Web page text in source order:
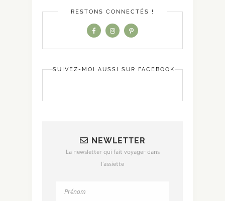
RESTONS CONNECTÉS !
SUIVEZ-MOI AUSSI SUR FACEBOOK
NEWLETTER
La newsletter qui fait voyager dans
l'assiette